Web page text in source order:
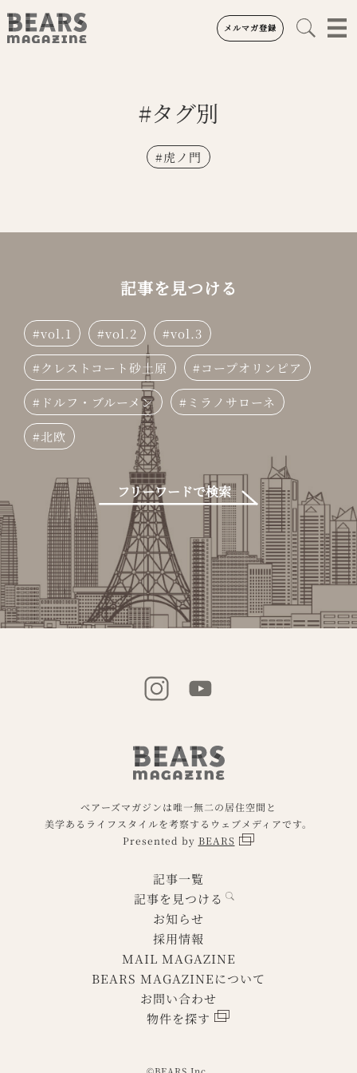
メルマガ登録
#タグ別
#虎ノ門
記事を見つける
vol.1 vol.2 vol.3
クレストコート砂土原 コープオリンピア
ドルフ・ブルーメン ミラノサローネ
北欧
フリーワードで検索
べアーズマガジンは唯一無二の居住空間と
美学あるライフスタイルを考察するウェブメディアです。
Presented by BEARS
記事一覧
お問い合わせ
記事を見つける
物件を探す
お知らせ
BEARS MAGAZINEについて
採用情報
MAIL MAGAZINE